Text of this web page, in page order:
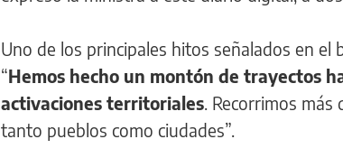
Uno de los principales hitos señalados en
“Hemos hecho un montón de trayectos
activaciones territoriales. Recorrimos más
tanto pueblos como ciudades”.